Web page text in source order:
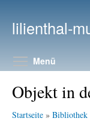
lilienthal-
Menü
Objekt in
Startseite » Bibliothek